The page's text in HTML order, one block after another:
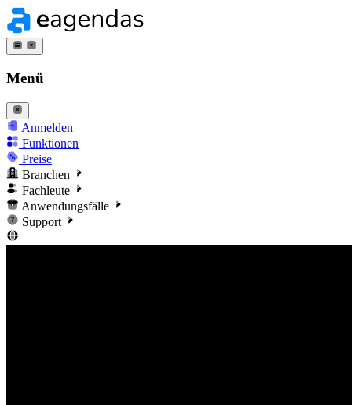
Menü
Anmelden
Funktionen
Preise
Branchen
Fachleute
Anwendungsfälle
Support